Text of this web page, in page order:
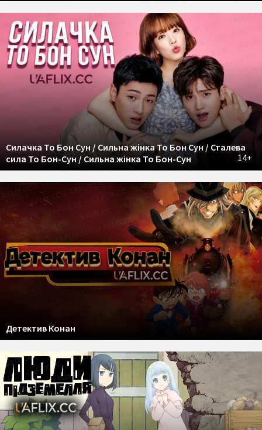
14+
Силачка То Бон Сун / Сильна жінка То Бон Сун / Сталева
сила То Бон-Сун / Сильна жінка То Бон-Сун
Детектив Конан